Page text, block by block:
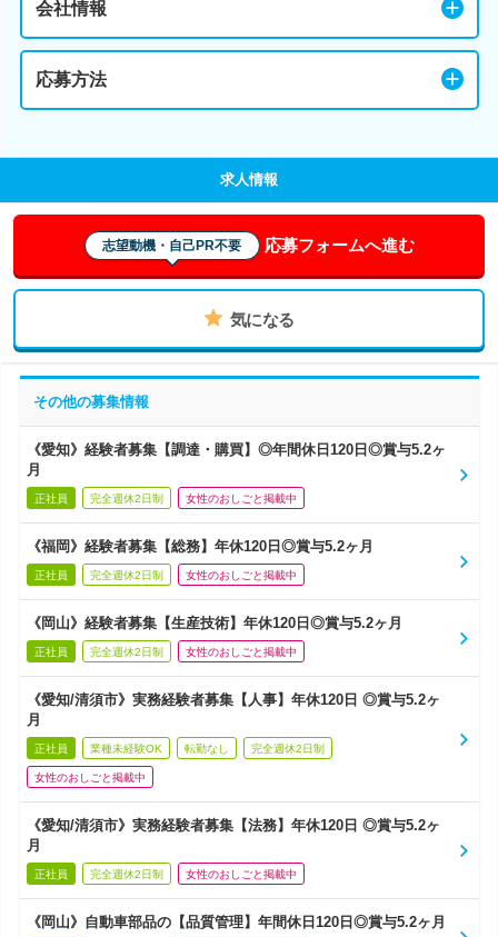
会社情報
応募方法
求人情報
志望動機・自己PR不要 応募フォームへ進む
気になる
その他の募集情報
《愛知》経験者募集【調達・購買】◎年間休日120日◎賞与5.2ヶ
月
正社員 完全週休2日制 女性のおしごと掲載中
《福岡》経験者募集【総務】年休120日◎賞与5.2ヶ月
正社員 完全週休2日制 女性のおしごと掲載中
《岡山》経験者募集【生産技術】年休120日◎賞与5.2ヶ月
正社員 完全週休2日制 女性のおしごと掲載中
《愛知/清須市》実務経験者募集【人事】年休120日 ◎賞与5.2ヶ
月
正社員 業種未経験OK 転勤なし 完全週休2日制
女性のおしごと掲載中
《愛知/清須市》実務経験者募集【法務】年休120日 ◎賞与5.2ヶ
月
正社員 完全週休2日制 女性のおしごと掲載中
《岡山》自動車部品の【品質管理】年間休日120日◎賞与5.2ヶ月